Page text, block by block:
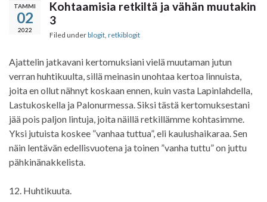
TAMMI
02
2022
Kohtaamisia retkiltä ja vähän muutakin
3
Filed underblogit retkiblogit
Ajattelin jatkavani kertomuksiani vielä muutaman jutun
verran huhtikuulta, sillä meinasin unohtaa kertoa linnuista,
joita en ollut nähnyt koskaan ennen, kuin vasta Lapinlahdella,
Lastukoskella ja Palonurmessa. Siksi tästä kertomuksestani
jää pois paljon lintuja, joita näillä retkillämme kohtasimme.
Yksi jutuista koskee ”vanhaa tuttua”, eli kaulushaikaraa. Sen
näin lentävän edellisvuotena ja toinen ”vanha tuttu” on juttu
pähkinänakkelista.
12. Huhtikuuta.